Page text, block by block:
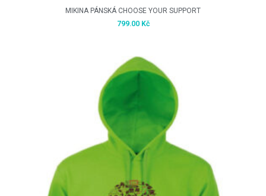
MIKINA PÁNSKÁ CHOOSE YOUR SUPPORT
799.00 Kč